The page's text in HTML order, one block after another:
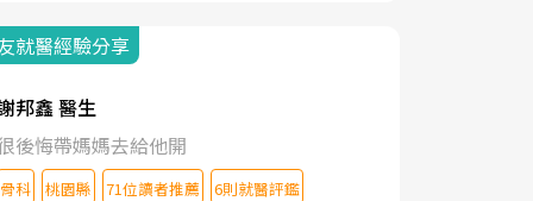
就醫經驗分享
邦鑫 醫生
後悔帶媽媽去給他開
骨科 桃園縣 71位讀者推薦 6則就醫評鑑